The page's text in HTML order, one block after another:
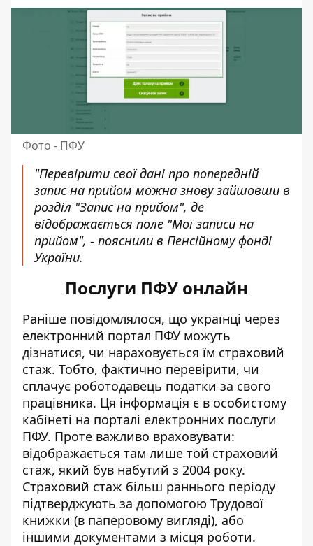
Фото - ПФУ
"Перевірити свої дані про попередній
запис на прийом можна знову зайшовши в
розділ "Запис на прийом", де
відображається поле "Мої записи на
прийом", - пояснили в Пенсійному фонді
України.
Послуги ПФУ онлайн
Раніше повідомлялося, що українці через
електронний портал ПФУ можуть
дізнатися, чи нараховується їм страховий
стаж. Тобто, фактично перевірити, чи
сплачує роботодавець податки за свого
працівника. Ця інформація є в особистому
кабінеті на порталі електронних послуги
ПФУ. Проте важливо враховувати:
відображається там лише той страховий
стаж, який був набутий з 2004 року.
Страховий стаж більш раннього періоду
підтверджують за допомогою Трудової
книжки (в паперовому вигляді), або
іншими документами з місця роботи.